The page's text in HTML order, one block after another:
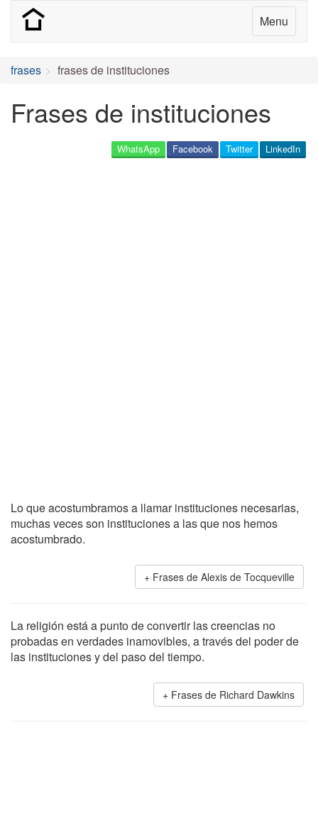
Menu
frases frases de instituciones
Frases de instituciones
LinkedIn
Twitter
Facebook
WhatsApp
Lo que acostumbramos a llamar instituciones necesarias,
muchas veces son instituciones a las que nos hemos
acostumbrado.
Frases de Alexis de Tocqueville
La religión está a punto de convertir las creencias no
probadas en verdades inamovibles, a través del poder de
las instituciones y del paso del tiempo.
Frases de Richard Dawkins